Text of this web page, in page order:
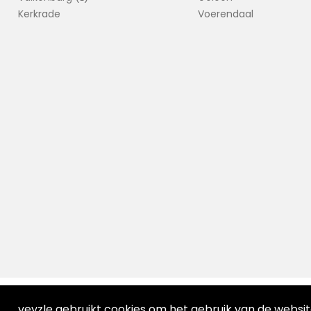
Kerkrade
Voerendaal